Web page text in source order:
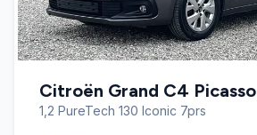
Citroën Grand C4 Picasso
1,2 PureTech 130 Iconic 7prs